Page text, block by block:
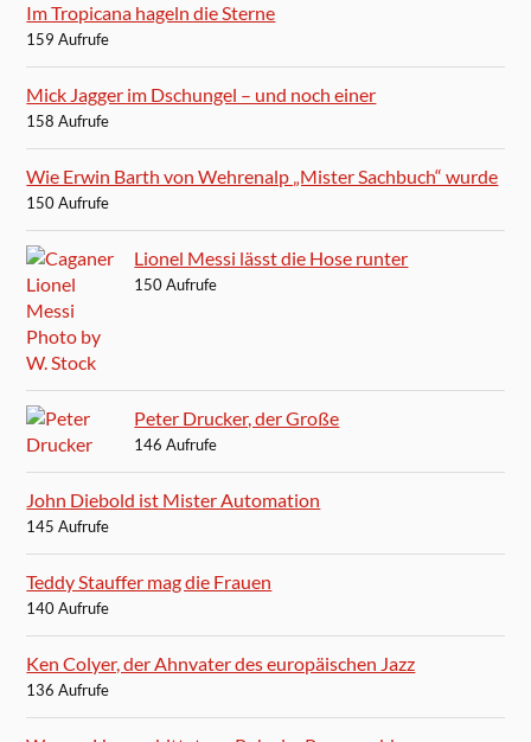
Im Tropicana hageln die Sterne
159 Aufrufe
Mick Jagger im Dschungel – und noch einer
158 Aufrufe
Wie Erwin Barth von Wehrenalp „Mister Sachbuch“ wurde
150 Aufrufe
Lionel Messi lässt die Hose runter
150 Aufrufe
Peter Drucker, der Große
146 Aufrufe
John Diebold ist Mister Automation
145 Aufrufe
Teddy Stauffer mag die Frauen
140 Aufrufe
Ken Colyer, der Ahnvater des europäischen Jazz
136 Aufrufe